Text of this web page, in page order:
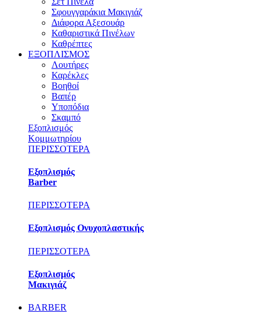
Σφουγγαράκια Μακιγιάζ
Διάφορα Αξεσουάρ
Καθαριστικά Πινέλων
Καθρέπτες
ΕΞΟΠΛΙΣΜΟΣ
Λουτήρες
Καρέκλες
Βοηθοί
Βαπέρ
Υποπόδια
Σκαμπό
Εξοπλισμός
Κομμωτηρίου
ΠΕΡΙΣΣΟΤΕΡΑ
Εξοπλισμός
Barber
ΠΕΡΙΣΣΟΤΕΡΑ
Εξοπλισμός Ονυχοπλαστικής
ΠΕΡΙΣΣΟΤΕΡΑ
Εξοπλισμός
Μακιγιάζ
BARBER